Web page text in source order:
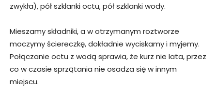
zwykła), pół szklanki octu, pół szklanki wody.
Mieszamy składniki, a w otrzymanym roztworze
moczymy ściereczkę, dokładnie wyciskamy i myjemy.
Połączanie octu z wodą sprawia, że kurz nie lata, przez
co w czasie sprzątania nie osadza się w innym
miejscu.